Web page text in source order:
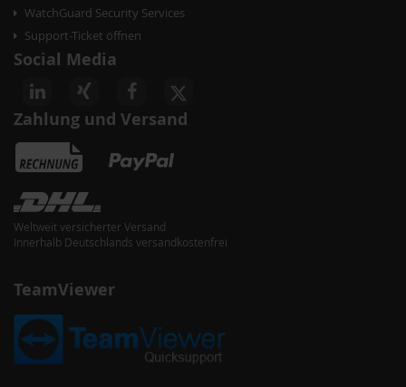
WatchGuard Security Services
Support-Ticket öffnen
Social Media
Zahlung und Versand
Weltweit versicherter Versand
Innerhalb Deutschlands versandkostenfrei
TeamViewer